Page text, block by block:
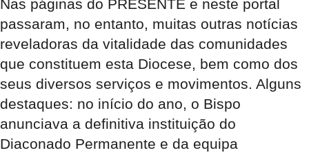
Nas páginas do PRESENTE e neste portal
passaram, no entanto, muitas outras notícias
reveladoras da vitalidade das comunidades
que constituem esta Diocese, bem como dos
seus diversos serviços e movimentos. Alguns
destaques: no início do ano, o Bispo
anunciava a definitiva instituição do
Diaconado Permanente e da equipa